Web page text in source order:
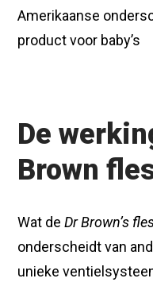
Amerikaanse
product voor baby’s
De
Brown
Wat de Dr Brown’s
onderscheidt van
unieke